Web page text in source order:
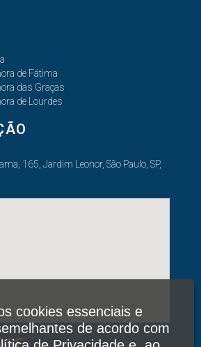
de Fátima
das Graças
de Lourdes
165, Jardim Leonor, São Paulo, SP,
cookies essenciais e
de acordo com